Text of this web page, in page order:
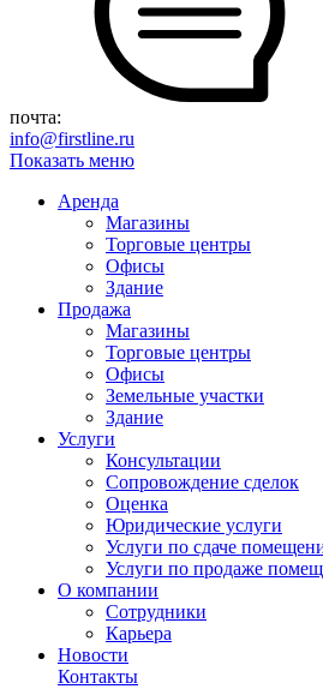
почта:
info@firstline.ru
Показать меню
Аренда
Магазины
Торговые центры
Офисы
Здание
Продажа
Магазины
Торговые центры
Офисы
Земельные участки
Здание
Услуги
Консультации
Сопровождение сделок
Оценка
Юридические услуги
Услуги по сдаче
Услуги по продаже
О компании
Сотрудники
Карьера
Новости
Контакты